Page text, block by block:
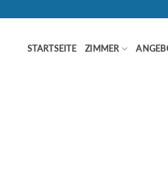
STARTSEITE ZIMMER